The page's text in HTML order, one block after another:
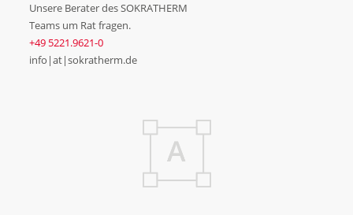
Unsere Berater des SOKRATHERM
Teams um Rat fragen.
+49 5221.9621-0
info|at|sokratherm.de